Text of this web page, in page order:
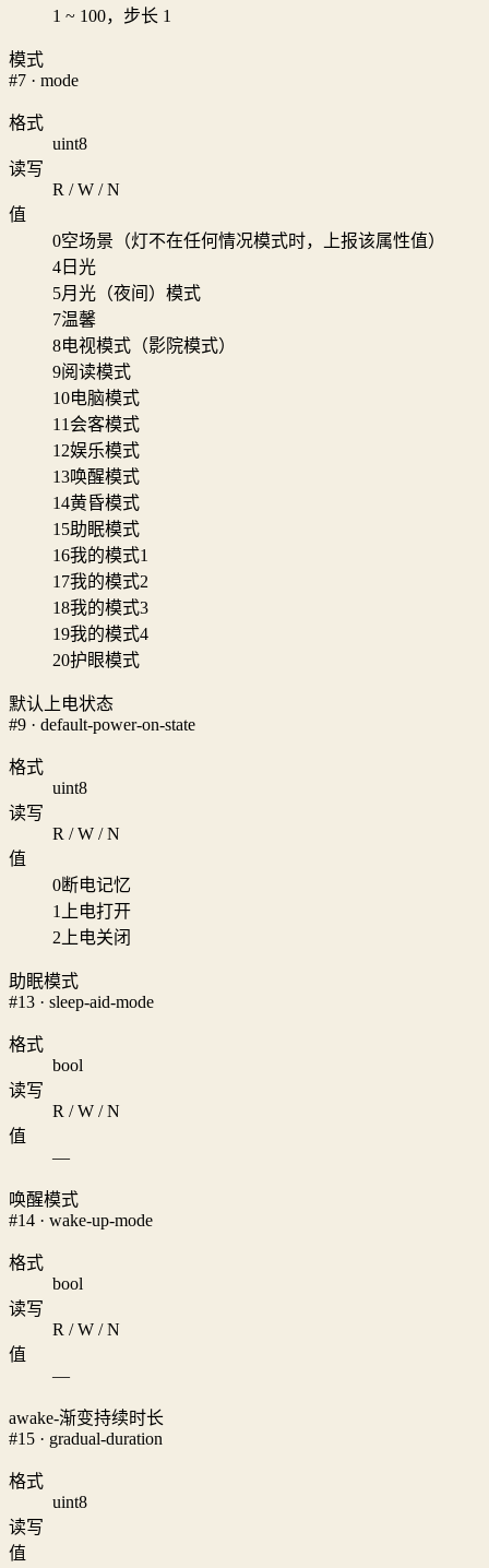
1 ~ 100，步长 1
模式
#7 · mode
格式
uint8
读写
R / W / N
值
0空场景（灯不在任何情况模式时，上报该属性值）
4 日光
5月光（夜间）模式
7温馨
8电视模式（影院模式）
9阅读模式
10电脑模式
11 会客模式
12娱乐模式
13唤醒模式
14黄昏模式
15助眠模式
16我的模式1
17我的模式2
18我的模式3
19我的模式4
20护眼模式
默认上电状态
#9 · default-power-on-state
格式
uint8
读写
R / W / N
值
0断电记忆
1
上电打开
2 上电关闭
助眠模式
#13 · sleep-aid-mode
格式
bool
读写
R / W / N
值
—
唤醒模式
#14 · wake-up-mode
格式
bool
读写
R / W / N
值
—
awake-渐变持续时长
#15 · gradual-duration
格式
uint8
读写
值